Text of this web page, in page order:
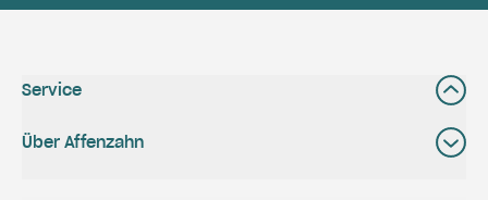
Service
Über Affenzahn